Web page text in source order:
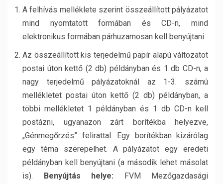
A felhívás melléklete szerint összeállított pályázatot
mind nyomtatott formában és CD-n, mind
elektronikus formában párhuzamosan kell benyújtani.
Az összeállított kis terjedelmű papír alapú változatot
postai úton kettő (2 db) példányban és 1 db CD-n, a
nagy terjedelmű pályázatoknál az 1-3. számú
mellékletet postai úton kettő (2 db) példányban, a
többi mellékletet 1 példányban és 1 db CD-n kell
postázni, ugyanazon zárt borítékba helyezve,
„Génmegőrzés” felirattal. Egy borítékban kizárólag
egy téma szerepelhet. A pályázatot egy eredeti
példányban kell benyújtani (a második lehet másolat
is). Benyújtás helye: FVM Mezőgazdasági